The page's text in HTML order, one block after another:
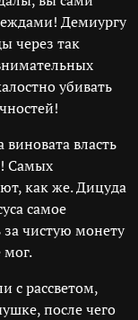
Демиургу
через так
убивать
виновата власть
Самых
как же. Дицуда
самое
чистую монету
мог.
с рассветом,
после чего